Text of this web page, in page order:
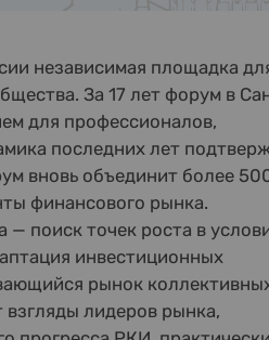
независимая площадка
За 17 лет форум в
для профессионалов,
последних лет
вновь объединит более
финансового рынка.
поиск точек роста в
инвестиционных
рынок
лидеров рынка,